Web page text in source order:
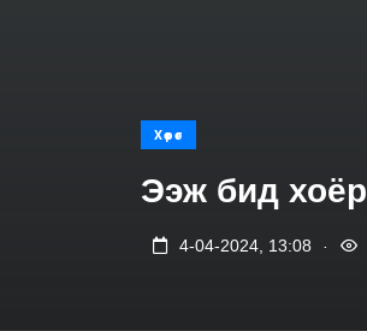
Хөрөг
Ээж бид хоёр
4-04-2024, 13:08